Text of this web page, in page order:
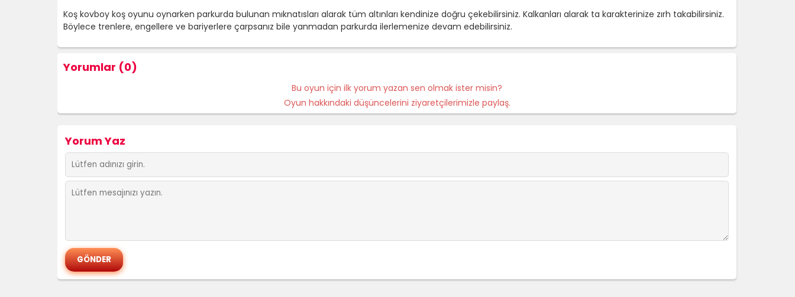
Koş kovboy koş oyunu oynarken parkurda bulunan mıknatısları alarak tüm altınları kendinize doğru çekebilirsiniz. Kalkanları alarak ta karakterinize zırh takabilirsiniz.
Böylece trenlere, engellere ve bariyerlere çarpsanız bile yanmadan parkurda ilerlemenize devam edebilirsiniz.
Yorumlar (0)
Bu oyun için ilk yorum yazan sen olmak ister misin?
Oyun hakkındaki düşüncelerini ziyaretçilerimizle paylaş.
Yorum Yaz